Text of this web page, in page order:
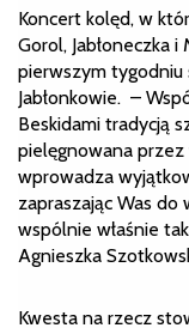
Koncert kolęd, w
Gorol, Jabłoneczka i
pierwszym
Jabłonkowie. –
Beskidami tradycją
pielęgnowana
wprowadza
zapraszając Was
wspólnie właśnie
Agnieszka
Kwesta na rzecz